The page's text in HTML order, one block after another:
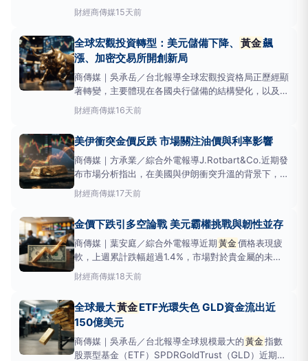
白銀價格在週三雙雙上漲。儘管市場長期借貸成本創下
多年新高，通常會對貴金屬造成負面衝擊，但投資者仍
月交割的黃金價格盤中最高觸及每盎司4,171美
財經商傳媒15天前
全球宏觀投資轉型：美元儲備下降、 黃金飆
漲、加密交易所開創新局
商傳媒｜吳承岳／台北報導全球宏觀投資格局正歷經顯
著轉變，主要體現在各國央行儲備的結構變化，以及新
興市場投資者對去美元化（de-dollarization）趨勢的
積極參與。在此背景下，
與者，開闢了新的投資管道。根
財經商傳媒16天前
美伊衝突金價反跌 市場關注油價與利率影響
商傳媒｜方承業／綜合外電報導J.Rotbart&Co.近期發
布市場分析指出，在美國與伊朗衝突升溫的背景下，現
貨
黃金價格在上週（截至7月17日）卻逆勢下跌約
2.6%，盤中一度跌破每盎司4,000美元關卡，創下自7
財經商傳媒17天前
金價下跌引多空論戰 美元霸權挑戰與韌性並存
商傳媒｜葉安庭／綜合外電報導近期黃金價格表現疲
軟，上週累計跌幅超過1.4%，市場對於貴金屬的未來
走勢出現兩極化看法。儘管中東地緣政治緊張局勢升
溫，通常會激發對
持續對金價構成壓力。根據《Asatunews
財經商傳媒18天前
全球最大黃金ETF光環失色 GLD資金流出近
150億美元
商傳媒｜吳承岳／台北報導全球規模最大的黃金指數
股票型基金（ETF）SPDRGoldTrust（GLD）近期遭